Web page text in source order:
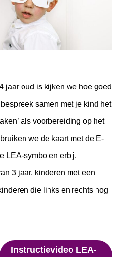
jaar oud is kijken we hoe goed
samen met je kind het
als voorbereiding op het
we de kaart met de E-
LEA-symbolen erbij.
3 jaar, kinderen met een
die links en rechts nog
Instructievideo LEA-